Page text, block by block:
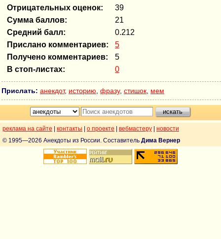
Отрицательных оценок:
39
Сумма баллов:
21
Средний балл:
0.212
Прислано комментариев:
5
Получено комментариев:
5
В стоп-листах:
0
Прислать: анекдот, историю фразу, стишок мем
реклама на сайте контакты о проекте вебмастеру
новости
© 1995—2026 Анекдоты из России. Составитель Дима Вернер